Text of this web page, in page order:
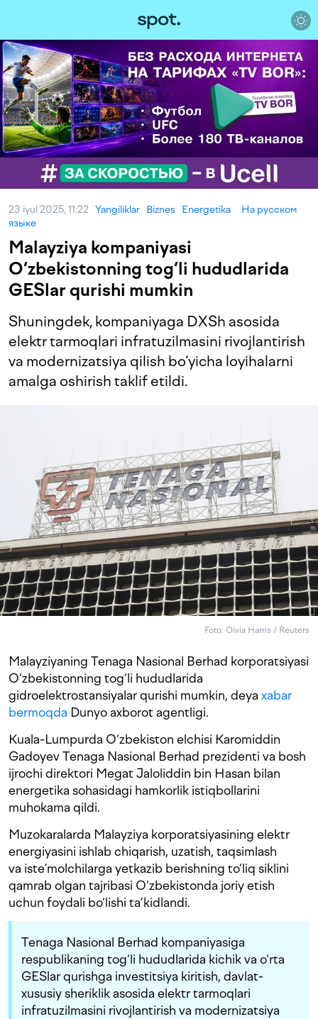
23 iyul 2025, 11:22 Yangiliklar Biznes Energetika
На русском
языке
Malayziya kompaniyasi
O‘zbekistonning tog‘li hududlarida
GESlar qurishi mumkin
Shuningdek, kompaniyaga DXSh asosida
elektr tarmoqlari infratuzilmasini rivojlantirish
va modernizatsiya qilish bo‘yicha loyihalarni
amalga oshirish taklif etildi.
Foto: Oivia Harris / Reuters
Malayziyaning Tenaga Nasional Berhad korporatsiyasi
O‘zbekistonning tog‘li hududlarida
gidroelektrostansiyalar qurishi mumkin, deya xabar
bermoqda Dunyo axborot agentligi.
Kuala-Lumpurda O‘zbekiston elchisi Karomiddin
Gadoyev Tenaga Nasional Berhad prezidenti va bosh
ijrochi direktori Megat Jaloliddin bin Hasan bilan
energetika sohasidagi hamkorlik istiqbollarini
muhokama qildi.
Muzokaralarda Malayziya korporatsiyasining elektr
energiyasini ishlab chiqarish, uzatish, taqsimlash
va iste’molchilarga yetkazib berishning to‘liq siklini
qamrab olgan tajribasi O‘zbekistonda joriy etish
uchun foydali bo‘lishi ta’kidlandi.
Tenaga Nasional Berhad kompaniyasiga
respublikaning tog‘li hududlarida kichik va o‘rta
GESlar qurishga investitsiya kiritish, davlat-
xususiy sheriklik asosida elektr tarmoqlari
infratuzilmasini rivojlantirish va modernizatsiya